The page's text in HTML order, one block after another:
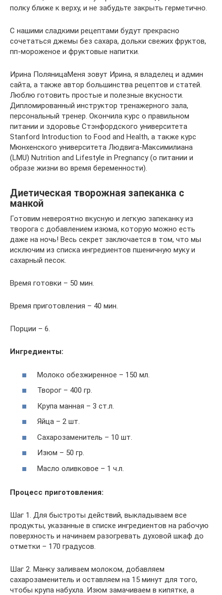
полку ближе к верху, и не забудьте закрыть герметично.
С нашими сладкими рецептами будут прекрасно
сочетаться джемы без сахара, дольки свежих фруктов,
пп-мороженое и фруктовые напитки.
Ирина ПоляницаМеня зовут Ирина, я владелец и админ
сайта, а также автор большинства рецептов и статей.
Люблю готовить простые и полезные вкусности.
Дипломированный инструктор тренажерного зала,
персональный тренер. Окончила курс о правильном
питании и здоровье Стэнфордского университета
Stanford Introduction to Food and Health, а также курс
Мюнхенского университета Людвига-Максимилиана
(LMU) Nutrition and Lifestyle in Pregnancy (о питании и
образе жизни во время беременности).
Диетическая творожная запеканка с
манкой
Готовим невероятно вкусную и легкую запеканку из
творога с добавлением изюма, которую можно есть
даже на ночь! Весь секрет заключается в том, что мы
исключим из списка ингредиентов пшеничную муку и
сахарный песок.
Время готовки – 50 мин.
Время приготовления – 40 мин.
Порции – 6.
Ингредиенты:
Молоко обезжиренное – 150 мл.
Творог – 400 гр.
Крупа манная – 3 ст.л.
Яйца – 2 шт.
Сахарозаменитель – 10 шт.
Изюм – 50 гр.
Масло оливковое – 1 ч.л.
Процесс приготовления:
Шаг 1. Для быстроты действий, выкладываем все
продукты, указанные в списке ингредиентов на рабочую
поверхность и начинаем разогревать духовой шкаф до
отметки – 170 градусов.
Шаг 2. Манку заливаем молоком, добавляем
сахарозаменитель и оставляем на 15 минут для того,
чтобы крупа набухла. Изюм замачиваем в кипятке, а